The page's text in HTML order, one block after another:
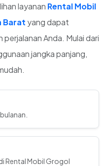
layanan Rental Mobil
Barat yang dapat
Anda. Mulai dari
jangka panjang,
Rental Mobil Grogol